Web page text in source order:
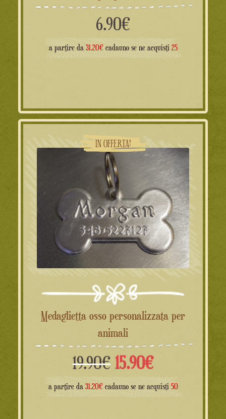
6.90€
a partire da 31.20€cadauno se ne acquisti 25
IN OFFERTA!
Medaglietta osso personalizzata per
animali
19.90€ Il
prezzo
15.90€Il
prezzo
a partire da 31.20€cadauno se ne acquisti 50